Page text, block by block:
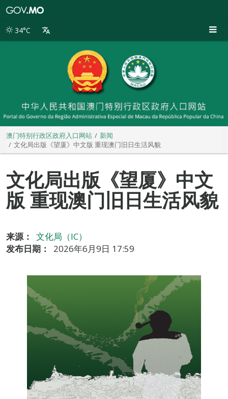
别
34°C
澳门特别行政区政府入口网站
新闻
文化局出版《望厦》中文版 重现澳门旧日生活风貌
文化局出版《望厦》中文
版 重现澳门旧日生活风貌
来源：
文化局（IC）
发布日期：
2026年6月9日 17:59